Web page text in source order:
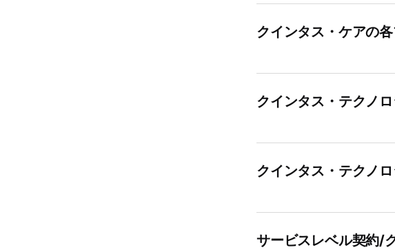
クインタス・ケアの
クインタス・テクノ
クインタス・テクノ
サービスレベル契約/